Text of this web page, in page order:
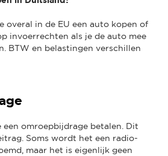
overal in de EU een auto kopen of
invoerrechten als je de auto mee
BTW en belastingen verschillen
een omroepbijdrage betalen. Dit
Soms wordt het een radio-
maar het is eigenlijk geen